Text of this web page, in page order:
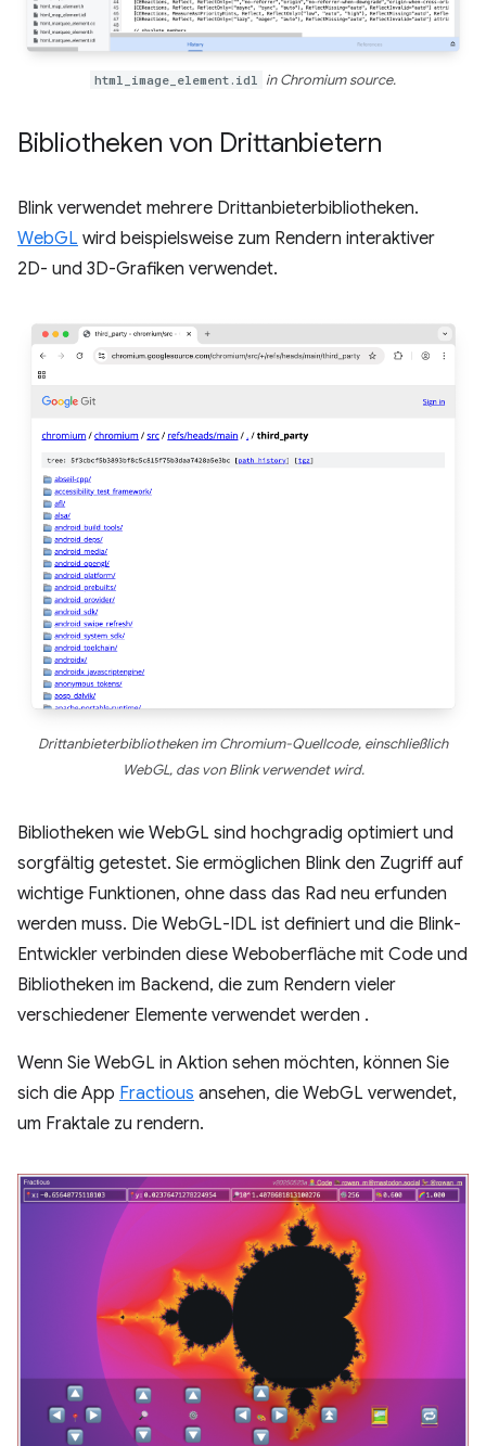
html_image_element.idl in Chromium source.
Bibliotheken von Drittanbietern
Blink verwendet mehrere Drittanbieterbibliotheken.
WebGL wird beispielsweise zum Rendern interaktiver
2D- und 3D-Grafiken verwendet.
Drittanbieterbibliotheken im Chromium-Quellcode, einschließlich
WebGL, das von Blink verwendet wird.
Bibliotheken wie WebGL sind hochgradig optimiert und
sorgfältig getestet. Sie ermöglichen Blink den Zugriff auf
wichtige Funktionen, ohne dass das Rad neu erfunden
werden muss. Die WebGL-IDL ist definiert und die Blink-
Entwickler verbinden diese Weboberfläche mit Code und
Bibliotheken im Backend, die zum Rendern vieler
verschiedener Elemente verwendet werden .
Wenn Sie WebGL in Aktion sehen möchten, können Sie
sich die App Fractious ansehen, die WebGL verwendet,
um Fraktale zu rendern.